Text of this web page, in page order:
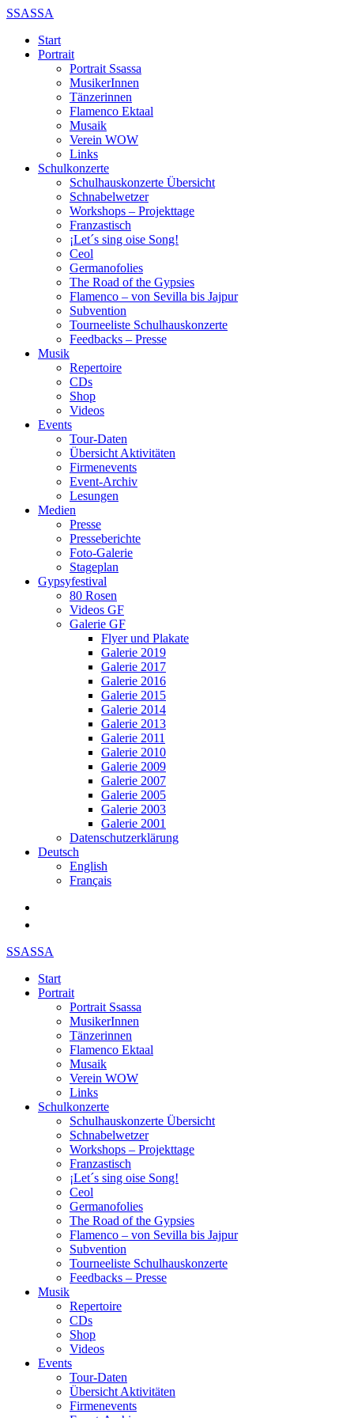
SSASSA
Start
Portrait
Portrait Ssassa
MusikerInnen
Tänzerinnen
Flamenco Ektaal
Musaik
Verein WOW
Links
Schulkonzerte
Schulhauskonzerte Übersicht
Schnabelwetzer
Workshops – Projekttage
Franzastisch
¡Let´s sing oise Song!
Ceol
Germanofolies
The Road of the Gypsies
Flamenco – von Sevilla bis Jajpur
Subvention
Tourneeliste Schulhauskonzerte
Feedbacks – Presse
Musik
Repertoire
CDs
Shop
Videos
Events
Tour-Daten
Übersicht Aktivitäten
Firmenevents
Event-Archiv
Lesungen
Medien
Presse
Presseberichte
Foto-Galerie
Stageplan
Gypsyfestival
80 Rosen
Videos GF
Galerie GF
Flyer und Plakate
Galerie 2019
Galerie 2017
Galerie 2016
Galerie 2015
Galerie 2014
Galerie 2013
Galerie 2011
Galerie 2010
Galerie 2009
Galerie 2007
Galerie 2005
Galerie 2003
Galerie 2001
Datenschutzerklärung
Deutsch
English
Français
SSASSA
Start
Portrait
Portrait Ssassa
MusikerInnen
Tänzerinnen
Flamenco Ektaal
Musaik
Verein WOW
Links
Schulkonzerte
Schulhauskonzerte Übersicht
Schnabelwetzer
Workshops – Projekttage
Franzastisch
¡Let´s sing oise Song!
Ceol
Germanofolies
The Road of the Gypsies
Flamenco – von Sevilla bis Jajpur
Subvention
Tourneeliste Schulhauskonzerte
Feedbacks – Presse
Musik
Repertoire
CDs
Shop
Videos
Events
Tour-Daten
Übersicht Aktivitäten
Firmenevents